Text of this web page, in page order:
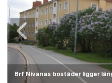
Brf Nivanas bostäder ligger